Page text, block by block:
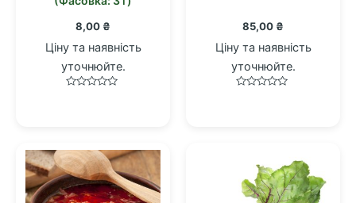
8,00 ₴
Ціну та наявність
уточнюйте.
85,00 ₴
Ціну та наявність
уточнюйте.